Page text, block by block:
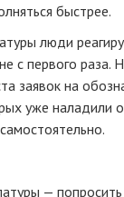
быстрее.
люди
с первого раза.
заявок на
уже наладили
—